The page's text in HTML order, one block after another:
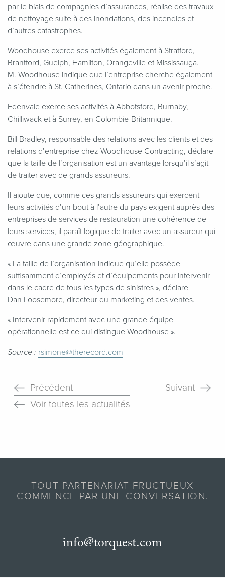
par le biais de compagnies d’assurances, réalise des travaux
de nettoyage suite à des inondations, des incendies et
d’autres catastrophes.
Woodhouse exerce ses activités également à Stratford,
Brantford, Guelph, Hamilton, Orangeville et Mississauga.
M. Woodhouse indique que l’entreprise cherche également
à s’étendre à St. Catherines, Ontario dans un avenir proche.
Edenvale exerce ses activités à Abbotsford, Burnaby,
Chilliwack et à Surrey, en Colombie-Britannique.
Bill Bradley, responsable des relations avec les clients et des
relations d’entreprise chez Woodhouse Contracting, déclare
que la taille de l’organisation est un avantage lorsqu’il s’agit
de traiter avec de grands assureurs.
Il ajoute que, comme ces grands assureurs qui exercent
leurs activités d’un bout à l’autre du pays exigent auprès des
entreprises de services de restauration une cohérence de
leurs services, il paraît logique de traiter avec un assureur qui
œuvre dans une grande zone géographique.
« La taille de l’organisation indique qu’elle possède
suffisamment d’employés et d’équipements pour intervenir
dans le cadre de tous les types de sinistres », déclare
Dan Loosemore, directeur du marketing et des ventes.
« Intervenir rapidement avec une grande équipe
opérationnelle est ce qui distingue Woodhouse ».
Source : rsimone@​therecord.​com
Précédent
Suivant
Voir toutes les actualités
TOUT PARTENARIAT FRUCTUEUX
COMMENCE PAR UNE CONVERSATION.
info@torquest.com